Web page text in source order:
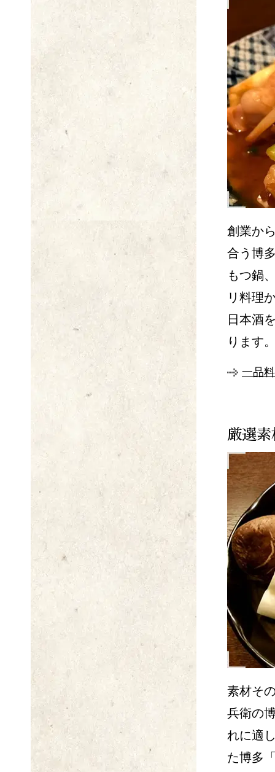
創業か
合う博
もつ鍋
リ料理
日本酒
ります
一品
厳選
素材そ
兵衛の
れに適
た博多